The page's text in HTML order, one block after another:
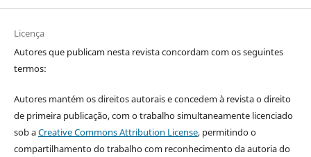
Licença
Autores que publicam nesta revista concordam com os seguintes
termos:
Autores mantém os direitos autorais e concedem à revista o direito
de primeira publicação, com o trabalho simultaneamente licenciado
sob aCreative Commons Attribution License, permitindo o
compartilhamento do trabalho com reconhecimento da autoria do